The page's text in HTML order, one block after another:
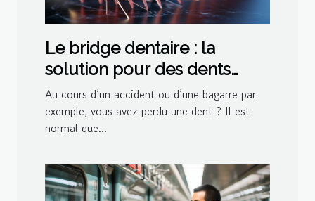
Le bridge dentaire : la
solution pour des dents
manquantes
Au cours d’un accident ou d’une bagarre par
exemple, vous avez perdu une dent ? Il est
normal que...